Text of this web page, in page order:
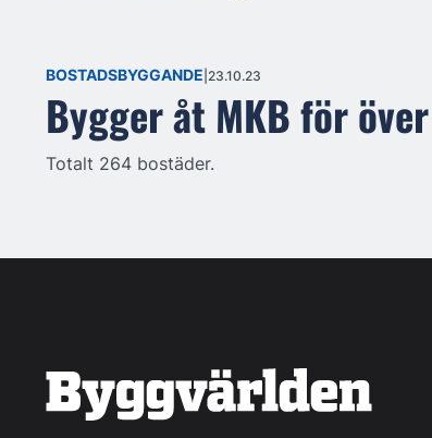
BOSTADSBYGGANDE 23.10.23
Bygger åt MKB för
Totalt 264 bostäder.